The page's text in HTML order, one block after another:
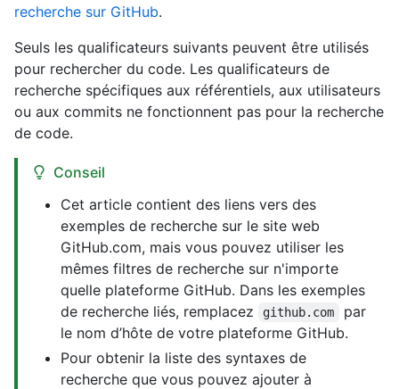
recherche sur GitHub.
Seuls les qualificateurs suivants peuvent être utilisés
pour rechercher du code. Les qualificateurs de
recherche spécifiques aux référentiels, aux utilisateurs
ou aux commits ne fonctionnent pas pour la recherche
de code.
Conseil
Cet article contient des liens vers des
exemples de recherche sur le site web
GitHub.com, mais vous pouvez utiliser les
mêmes filtres de recherche sur n'importe
quelle plateforme GitHub. Dans les exemples
de recherche liés, remplacez
github.com
par
le nom d’hôte de votre plateforme GitHub.
Pour obtenir la liste des syntaxes de
recherche que vous pouvez ajouter à